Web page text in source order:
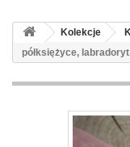
Kolekcje
półksiężyce,